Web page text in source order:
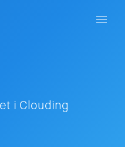
i Clouding